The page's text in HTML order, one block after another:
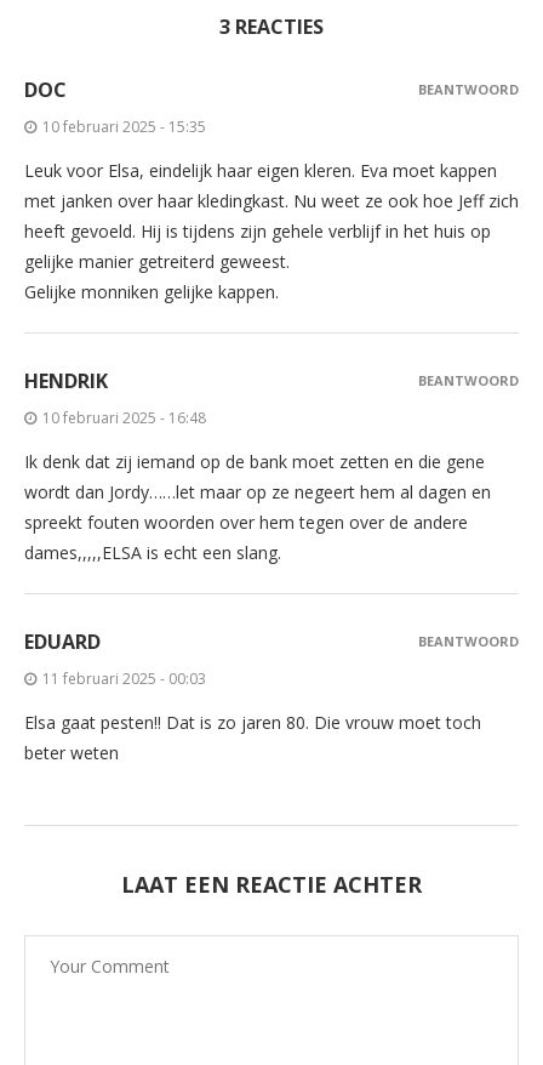
3 REACTIES
DOC
10 februari 2025 - 15:35
Leuk voor Elsa, eindelijk haar eigen kleren. Eva moet kappen
met janken over haar kledingkast. Nu weet ze ook hoe Jeff zich
heeft gevoeld. Hij is tijdens zijn gehele verblijf in het huis op
gelijke manier getreiterd geweest.
Gelijke monniken gelijke kappen.
BEANTWOORD
HENDRIK
10 februari 2025 - 16:48
Ik denk dat zij iemand op de bank moet zetten en die gene
wordt dan Jordy……let maar op ze negeert hem al dagen en
spreekt fouten woorden over hem tegen over de andere
dames,,,,,ELSA is echt een slang.
BEANTWOORD
EDUARD
11 februari 2025 - 00:03
Elsa gaat pesten!! Dat is zo jaren 80. Die vrouw moet toch
beter weten
BEANTWOORD
LAAT EEN REACTIE ACHTER